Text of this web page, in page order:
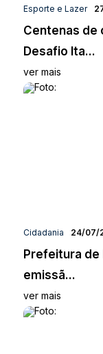
Esporte e Lazer
Centenas de
Desafio Ita...
ver mais
Cidadania 24/07/
Prefeitura
emissã...
ver mais